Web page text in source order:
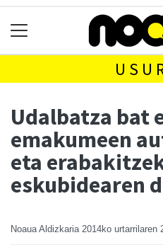
Udalbatza bat
emakumeen
eta
eskubidearen
Noaua Aldizkaria 2014ko urtarrilaren